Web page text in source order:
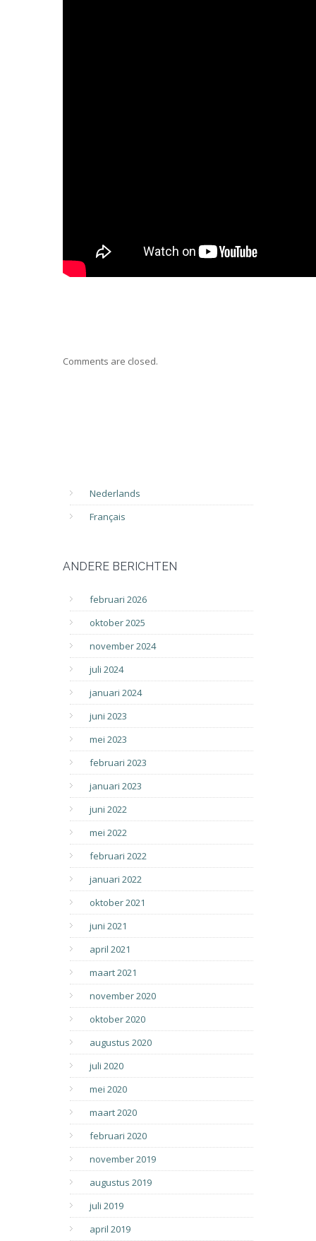
Comments are closed.
Nederlands
Français
ANDERE BERICHTEN
februari 2026
oktober 2025
november 2024
juli 2024
januari 2024
juni 2023
mei 2023
februari 2023
januari 2023
juni 2022
mei 2022
februari 2022
januari 2022
oktober 2021
juni 2021
april 2021
maart 2021
november 2020
oktober 2020
augustus 2020
juli 2020
mei 2020
maart 2020
februari 2020
november 2019
augustus 2019
juli 2019
april 2019